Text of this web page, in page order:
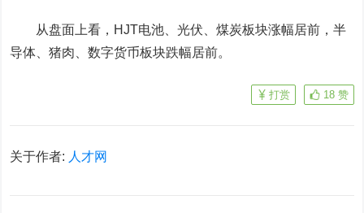
从盘面上看，HJT电池、光伏、煤炭板块涨幅居前，半
导体、猪肉、数字货币板块跌幅居前。
18 赞
打赏
关于作者: 人才网